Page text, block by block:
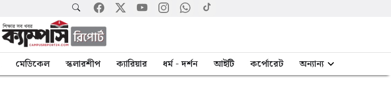
মেডিকেল স্কলারশীপ ক্যারিয়ার ধর্ম - দর্শন আইটি কর্পোরেট অন্যান্য